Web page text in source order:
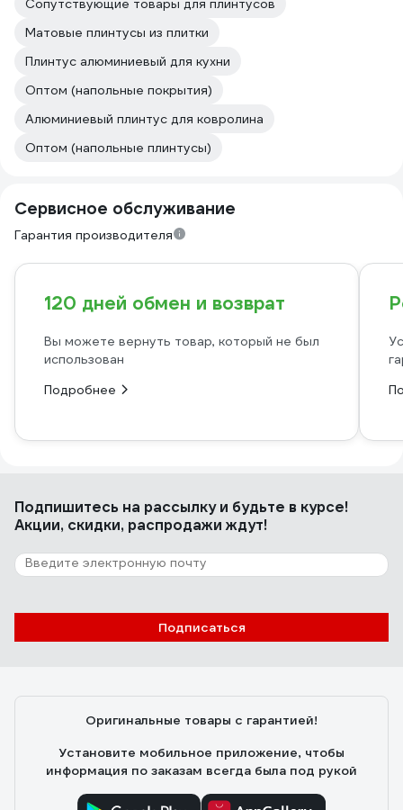
Сопутствующие товары для плинтусов
Матовые плинтусы из плитки
Плинтус алюминиевый для кухни
Оптом (напольные покрытия)
Алюминиевый плинтус для ковролина
Оптом (напольные плинтусы)
Сервисное обслуживание
Гарантия производителя
120 дней обмен и возврат
Вы можете вернуть товар, который не был
использован
Подробнее
Подпишитесь на рассылкуи будьте в курсе!
Акции, скидки, распродажи ждут!
Подписаться
Оригинальные товары с гарантией!
Установите мобильное приложение, чтобы
информация по заказам всегда была под рукой